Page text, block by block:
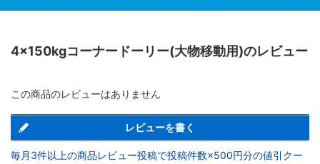
4×150kgコーナードーリー(大物移動用)のレビュー
この商品のレビューはありません
レビューを書く
毎月3件以上の商品レビュー投稿で投稿件数×500円分の値引クー